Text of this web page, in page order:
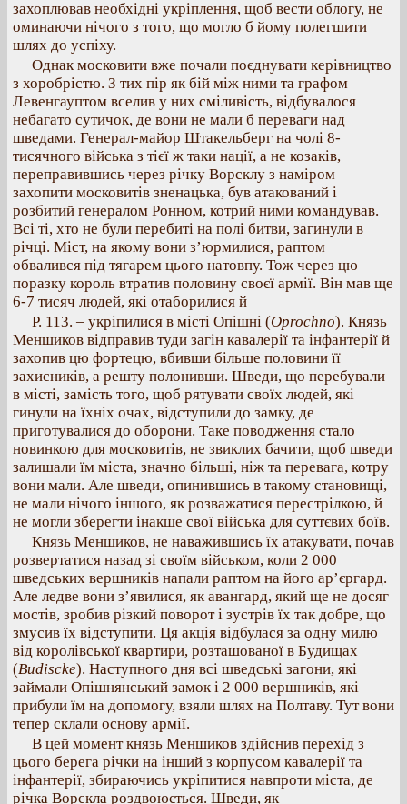
захоплював необхідні укріплення, щоб вести облогу, не
оминаючи нічого з того, що могло б йому полегшити
шлях до успіху.
Однак московити вже почали поєднувати керівництво
з хоробрістю. З тих пір як бій між ними та графом
Левенгауптом вселив у них сміливість, відбувалося
небагато сутичок, де вони не мали б переваги над
шведами. Генерал-майор Штакельберг на чолі 8-
тисячного війська з тієї ж таки нації, а не козаків,
переправившись через річку Ворсклу з наміром
захопити московитів зненацька, був атакований і
розбитий генералом Ронном, котрий ними командував.
Всі ті, хто не були перебиті на полі битви, загинули в
річці. Міст, на якому вони з’юрмилися, раптом
обвалився під тягарем цього натовпу. Тож через цю
поразку король втратив половину своєї армії. Він мав ще
6-7 тисяч людей, які отаборилися й
Р. 113. – укріпилися в місті Опішні (Oprochno). Князь
Меншиков відправив туди загін кавалерії та інфантерії й
захопив цю фортецю, вбивши більше половини її
захисників, а решту полонивши. Шведи, що перебували
в місті, замість того, щоб рятувати своїх людей, які
гинули на їхніх очах, відступили до замку, де
приготувалися до оборони. Таке поводження стало
новинкою для московитів, не звиклих бачити, щоб шведи
залишали їм міста, значно більші, ніж та перевага, котру
вони мали. Але шведи, опинившись в такому становищі,
не мали нічого іншого, як розважатися перестрілкою, й
не могли зберегти інакше свої війська для суттєвих боїв.
Князь Меншиков, не наважившись їх атакувати, почав
розвертатися назад зі своїм військом, коли 2 000
шведських вершників напали раптом на його ар’єргард.
Але ледве вони з’явилися, як авангард, який ще не досяг
мостів, зробив різкий поворот і зустрів їх так добре, що
змусив їх відступити. Ця акція відбулася за одну милю
від королівської квартири, розташованої в Будищах
(Budiscke). Наступного дня всі шведські загони, які
займали Опішнянський замок і 2 000 вершників, які
прибули їм на допомогу, взяли шлях на Полтаву. Тут вони
тепер склали основу армії.
В цей момент князь Меншиков здійснив перехід з
цього берега річки на інший з корпусом кавалерії та
інфантерії, збираючись укріпитися навпроти міста, де
річка Ворскла роздвоюється. Шведи, як